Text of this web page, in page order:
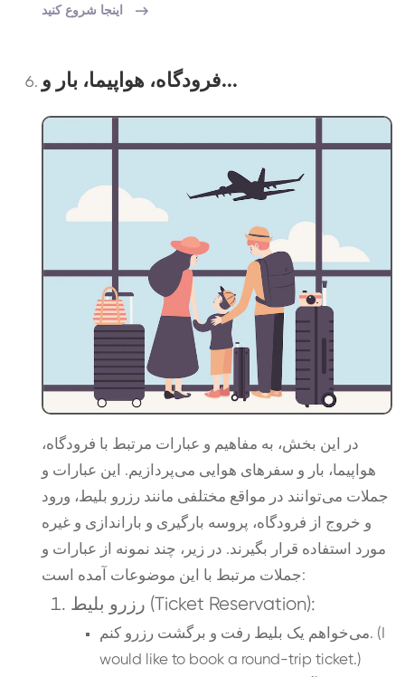
اینجا شروع کنید
فرودگاه، هواپیما، بار و...
در این بخش، به مفاهیم و عبارات مرتبط با فرودگاه،
هواپیما، بار و سفرهای هوایی می‌پردازیم. این عبارات و
جملات می‌توانند در مواقع مختلفی مانند رزرو بلیط، ورود
و خروج از فرودگاه، پروسه بارگیری و باراندازی و غیره
مورد استفاده قرار بگیرند. در زیر، چند نمونه از عبارات و
جملات مرتبط با این موضوعات آمده است:
رزرو بلیط (Ticket Reservation):
می‌خواهم یک بلیط رفت و برگشت رزرو کنم. (I
would like to book a round-trip ticket.)